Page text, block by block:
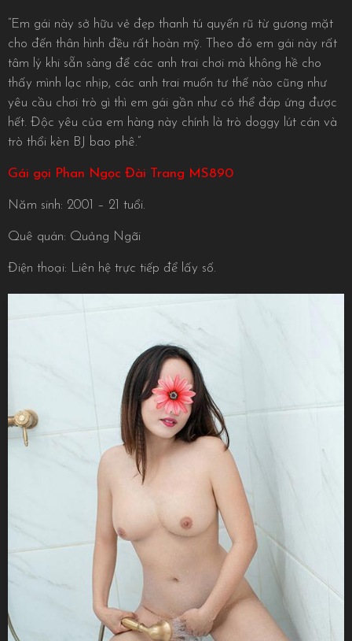
“Em gái này sở hữu vẻ đẹp thanh tú quyến rũ từ gương mặt
cho đến thân hình đều rất hoàn mỹ. Theo đó em gái này rất
tâm lý khi sẵn sàng để các anh trai chơi mà không hề cho
thấy mình lạc nhịp, các anh trai muốn tư thế nào cũng như
yêu cầu chơi trò gì thì em gái gần như có thể đáp ứng được
hết. Độc yêu của em hàng này chính là trò doggy lút cán và
trò thổi kèn BJ bao phê.”
Gái gọi Phan Ngọc Đài Trang MS890
Năm sinh: 2001 – 21 tuổi.
Quê quán: Quảng Ngãi
Điện thoại: Liên hệ trực tiếp để lấy số.